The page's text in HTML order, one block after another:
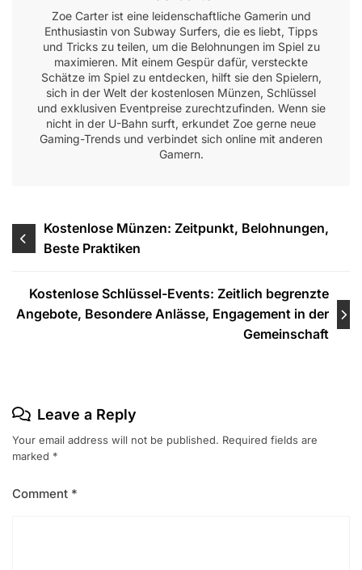
Zoe Carter ist eine leidenschaftliche Gamerin und
Enthusiastin von Subway Surfers, die es liebt, Tipps
und Tricks zu teilen, um die Belohnungen im Spiel zu
maximieren. Mit einem Gespür dafür, versteckte
Schätze im Spiel zu entdecken, hilft sie den Spielern,
sich in der Welt der kostenlosen Münzen, Schlüssel
und exklusiven Eventpreise zurechtzufinden. Wenn sie
nicht in der U-Bahn surft, erkundet Zoe gerne neue
Gaming-Trends und verbindet sich online mit anderen
Gamern.
Post
navigation
Kostenlose Münzen: Zeitpunkt, Belohnungen,
Beste Praktiken
Kostenlose Schlüssel-Events: Zeitlich begrenzte
Angebote, Besondere Anlässe, Engagement in der
Gemeinschaft
Leave a Reply
Your email address will not be published. Required fields are
marked *
Comment *